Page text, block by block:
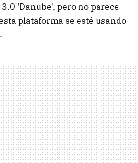
'Danube', pero no parece
plataforma se esté usando